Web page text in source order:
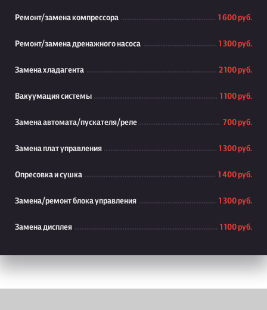
Ремонт/замена компрессора 1 600 руб.
Ремонт/замена дренажного насоса 1 300 руб.
Замена хладагента 2 100 руб.
Вакуумация системы 1 100 руб.
Замена автомата/пускателя/реле 700 руб.
Замена плат управления 1 300 руб.
Опресовка и сушка 1 400 руб.
Замена/ремонт блока управления 1 300 руб.
Замена дисплея 1 100 руб.